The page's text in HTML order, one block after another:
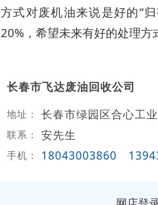
方式对废机油来说是好的“
20%，希望未来有好的处理方
长春市飞达废油回收公司
地址： 长春市绿园区合心工
联系： 安先生
手机： 18043003860